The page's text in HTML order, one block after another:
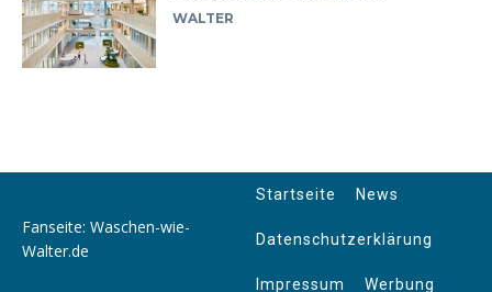
WALTER
Fanseite: Waschen-wie-
Walter.de
Startseite News
Datenschutzerklärung
Impressum Werbung